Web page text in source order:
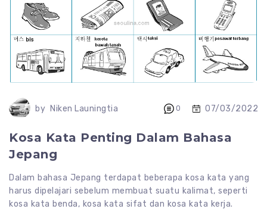
by Niken Launingtia 0 07/03/2022
Kosa Kata Penting Dalam Bahasa
Jepang
Dalam bahasa Jepang terdapat beberapa kosa kata yang
harus dipelajari sebelum membuat suatu kalimat, seperti
kosa kata benda, kosa kata sifat dan kosa kata kerja.